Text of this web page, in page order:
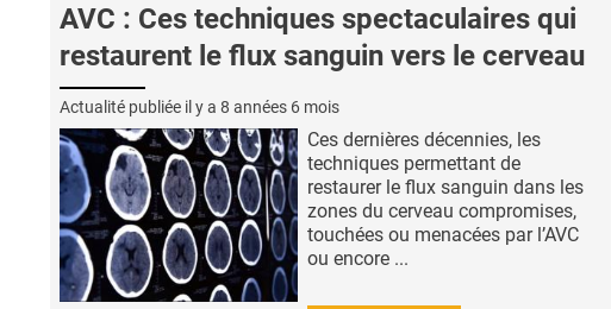
AVC : Ces techniques spectaculaires qui
restaurent le flux sanguin vers le cerveau
Actualité publiée il y a 8 années 6 mois
Ces dernières décennies, les
techniques permettant de
restaurer le flux sanguin dans les
zones du cerveau compromises,
touchées ou menacées par l’AVC
ou encore ...